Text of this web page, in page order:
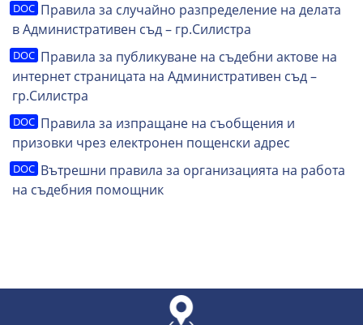
Правила за случайно разпределение на делата
в Административен съд – гр.Силистра
Правила за публикуване на съдебни актове на
интернет страницата на Административен съд –
гр.Силистра
Правила за изпращане на съобщения и
призовки чрез електронен пощенски адрес
Вътрешни правила за организацията на работа
на съдебния помощник